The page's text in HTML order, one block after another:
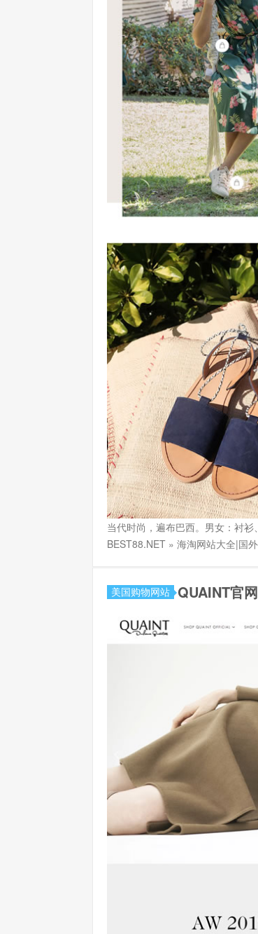
当代时尚，遍布巴西。男女：衬
BEST88.NET » 海淘网站大全|国
美国购物网站 QUAINT官